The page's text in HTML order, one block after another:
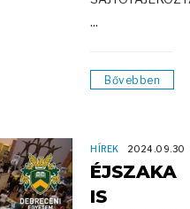
...
Bővebben
HÍREK 2024.09.30
ÉJSZAKA
IS